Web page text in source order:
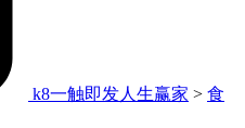
k8一触即发人生赢家 > 食